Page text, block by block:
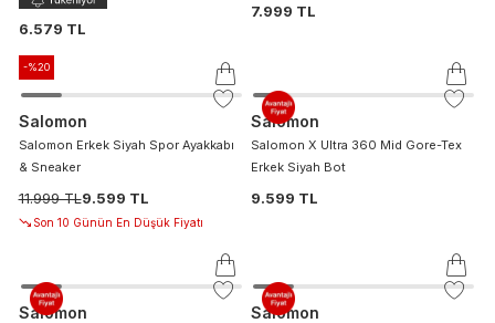
6.579 TL
7.999 TL
-%20
Salomon
Salomon Erkek Siyah Spor Ayakkabı
& Sneaker
11.999 TL9.599 TL
Son 10 Günün En Düşük Fiyatı
Salomon
Salomon X Ultra 360 Mid Gore-Tex
Erkek Siyah Bot
9.599 TL
Salomon Salomon